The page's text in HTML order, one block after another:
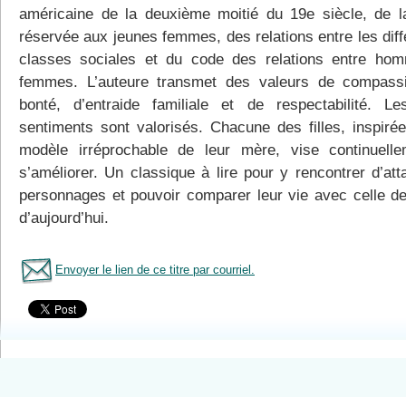
américaine de la deuxième moitié du 19e siècle, de
réservée aux jeunes femmes, des relations entre les
classes sociales et du code des relations entre
femmes. L’auteure transmet des valeurs de
bonté, d’entraide familiale et de respectabilité.
sentiments sont valorisés. Chacune des filles,
modèle irréprochable de leur mère, vise
s’améliorer. Un classique à lire pour y rencontrer
personnages et pouvoir comparer leur vie avec celle
d’aujourd’hui.
Envoyer le lien de ce titre par courriel.